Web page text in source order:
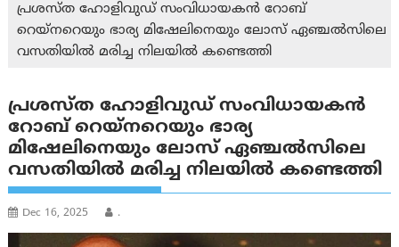
പ്രശസ്ത ഹോളിവുഡ് സംവിധായകൻ റോബ്
റെയ്‌നറെയും ഭാര്യ മിഷേലിനെയും ലോസ് ഏഞ്ചൽസിലെ
വസതിയില്‍ മരിച്ച നിലയില്‍ കണ്ടെത്തി
പ്രശസ്ത ഹോളിവുഡ് സംവിധായകൻ
റോബ് റെയ്‌നറെയും ഭാര്യ
മിഷേലിനെയും ലോസ് ഏഞ്ചൽസിലെ
വസതിയില്‍ മരിച്ച നിലയില്‍ കണ്ടെത്തി
Dec 16, 2025 .